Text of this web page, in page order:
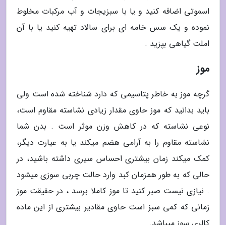
اسموتی اضافه کنید و یا با سبزیجات و آب مرکبات مخلوط
نموده و یک سس خامه ای برای سالاد تهیه کنید یا با آن
املت گیاهی بپزید .
موز
گرچه موز به خاطر پتاسیمی که دارد شناخته شده است ولی
باید بدانید که موز حاوی مقدار زیادی نشاسته مقاوم است،
نوعی نشاسته که در کاهش وزن موثر است . بدن شما
نشاسته مقاوم را به آرامی هضم میکند یا به عیارت دیگر،
کمک میکند زمان بیشتری احساس سیری داشته باشید، در
حالی که به طور همزمان کبد وارد حالت چربی سوزی میشود
. نیازی نیست صبر کنید تا موز کاملا برسد ، در حقیقت موز
زمانی که کمی سبز است حاوی مقادیر بیشتری از این ماده